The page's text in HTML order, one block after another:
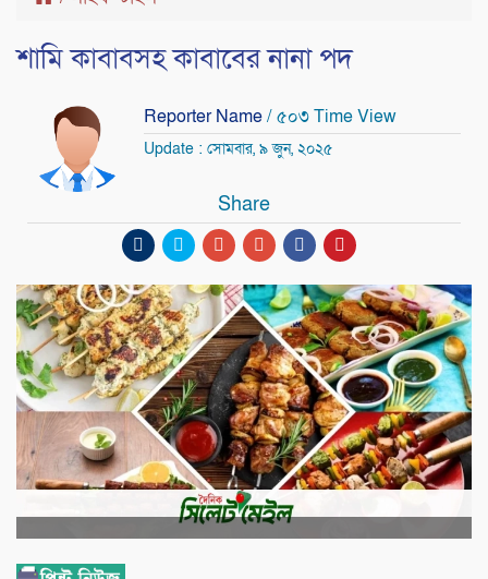
শামি কাবাবসহ কাবাবের নানা পদ
Reporter Name/ ৫০৩ Time View
Update : সোমবার, ৯ জুন, ২০২৫
Share